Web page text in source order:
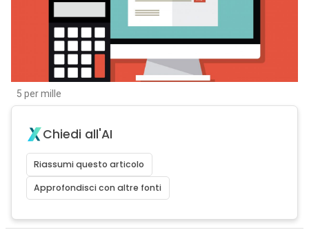
5 per mille
Chiedi all'AI
Riassumi questo articolo
Approfondisci con altre fonti